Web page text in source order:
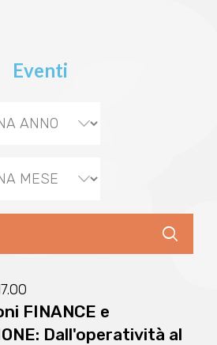
Eventi
FINANCE e
Dall'operatività al